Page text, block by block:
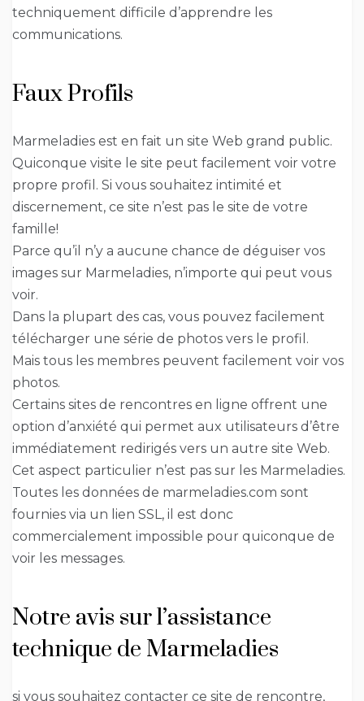
techniquement difficile d’apprendre les
communications.
Faux Profils
Marmeladies est en fait un site Web grand public.
Quiconque visite le site peut facilement voir votre
propre profil. Si vous souhaitez intimité et
discernement, ce site n’est pas le site de votre
famille!
Parce qu’il n’y a aucune chance de déguiser vos
images sur Marmeladies, n’importe qui peut vous
voir.
Dans la plupart des cas, vous pouvez facilement
télécharger une série de photos vers le profil.
Mais tous les membres peuvent facilement voir vos
photos.
Certains sites de rencontres en ligne offrent une
option d’anxiété qui permet aux utilisateurs d’être
immédiatement redirigés vers un autre site Web.
Cet aspect particulier n’est pas sur les Marmeladies.
Toutes les données de marmeladies.com sont
fournies via un lien SSL, il est donc
commercialement impossible pour quiconque de
voir les messages.
Notre avis sur l’assistance
technique de Marmeladies
si vous souhaitez contacter ce site de rencontre,